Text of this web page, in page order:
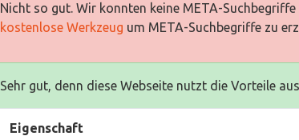
Nicht so gut. Wir konnten keine META-
kostenlose Werkzeug um META-Suchbegriffe zu
Sehr gut, denn diese Webseite nutzt die Vorteile
Eigenschaft